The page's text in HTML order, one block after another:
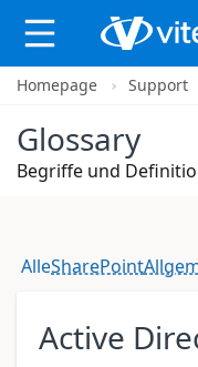
Homepage Support
Glossary
Begriffe und
AlleSharePoint
Active